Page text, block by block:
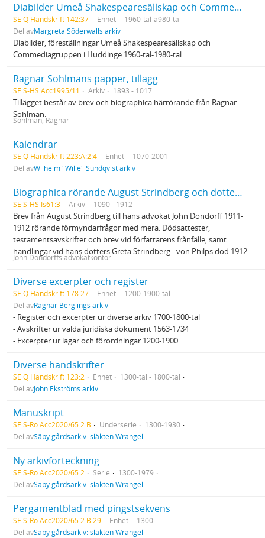
Diabilder Umeå Shakespearesällskap och Commediagruppen
SE Q Handskrift 142:37 Enhet
1960-tal-a980-tal
Del avMargreta Söderwalls arkiv
Diabilder, föreställningar Umeå Shakespearesällskap och
Commediagruppen i Huddinge 1960‐tal‐1980‐tal
Ragnar Sohlmans papper, tillägg
SE S-HS Acc1995/11 Arkiv 1893 - 1017
Tillägget består av brev och biographica härrörande från Ragnar
Sohlman.
Sohlman, Ragnar
Kalendrar
SE Q Handskrift 223:A:2:4 Enhet
1070-2001
Del avWilhelm "Wille" Sundqvist arkiv
Biographica rörande August Strindberg och dottern Greta von Philp
SE S-HS Is61:3 Arkiv 1090 - 1912
Brev från August Strindberg till hans advokat John Dondorff 1911-
1912 rörande förmyndarfrågor med mera. Dödsattester,
testamentsavskrifter och brev vid författarens frånfälle, samt
handlingar vid hans dotters Greta Strindberg - von Philps död 1912
John Dondorffs advokatkontor
Diverse excerpter och register
SE Q Handskrift 178:27 Enhet
1200-1900-tal
Del avRagnar Berglings arkiv
- Register och excerpter ur diverse arkiv 1700-1800-tal
- Avskrifter ur valda juridiska dokument 1563-1734
- Excerpter ur lagar och förordningar 1200-1900
Diverse handskrifter
SE Q Handskrift 123:2 Enhet
1300-tal - 1800-tal
Del avJohn Ekströms arkiv
Manuskript
SE S-Ro Acc2020/65:2:B Underserie
1300-1930
Del avSäby gårdsarkiv: släkten Wrangel
Ny arkivförteckning
SE S-Ro Acc2020/65:2 Serie
1300-1979
Del avSäby gårdsarkiv: släkten Wrangel
Pergamentblad med pingstsekvens
SE S-Ro Acc2020/65:2:B:29 Enhet
1300
Del avSäby gårdsarkiv: släkten Wrangel